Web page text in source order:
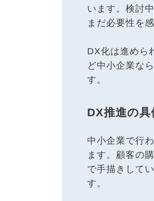
います。検討
まだ必要性を
DX化は進めら
ど中小企業な
す。
DX推進の
中小企業で行
ます。顧客の
で手描きして
す。